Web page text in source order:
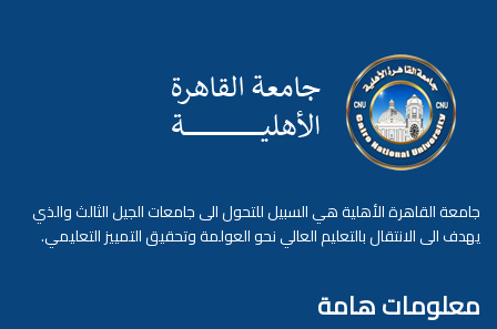
جامعة القاهرة الأهلية هي السبيل للتحول الى جامعات الجيل الثالث والذي
يهدف الى الانتقال بالتعليم العالي نحو العولمة وتحقيق التمييز التعليمي.
معلومات هامة